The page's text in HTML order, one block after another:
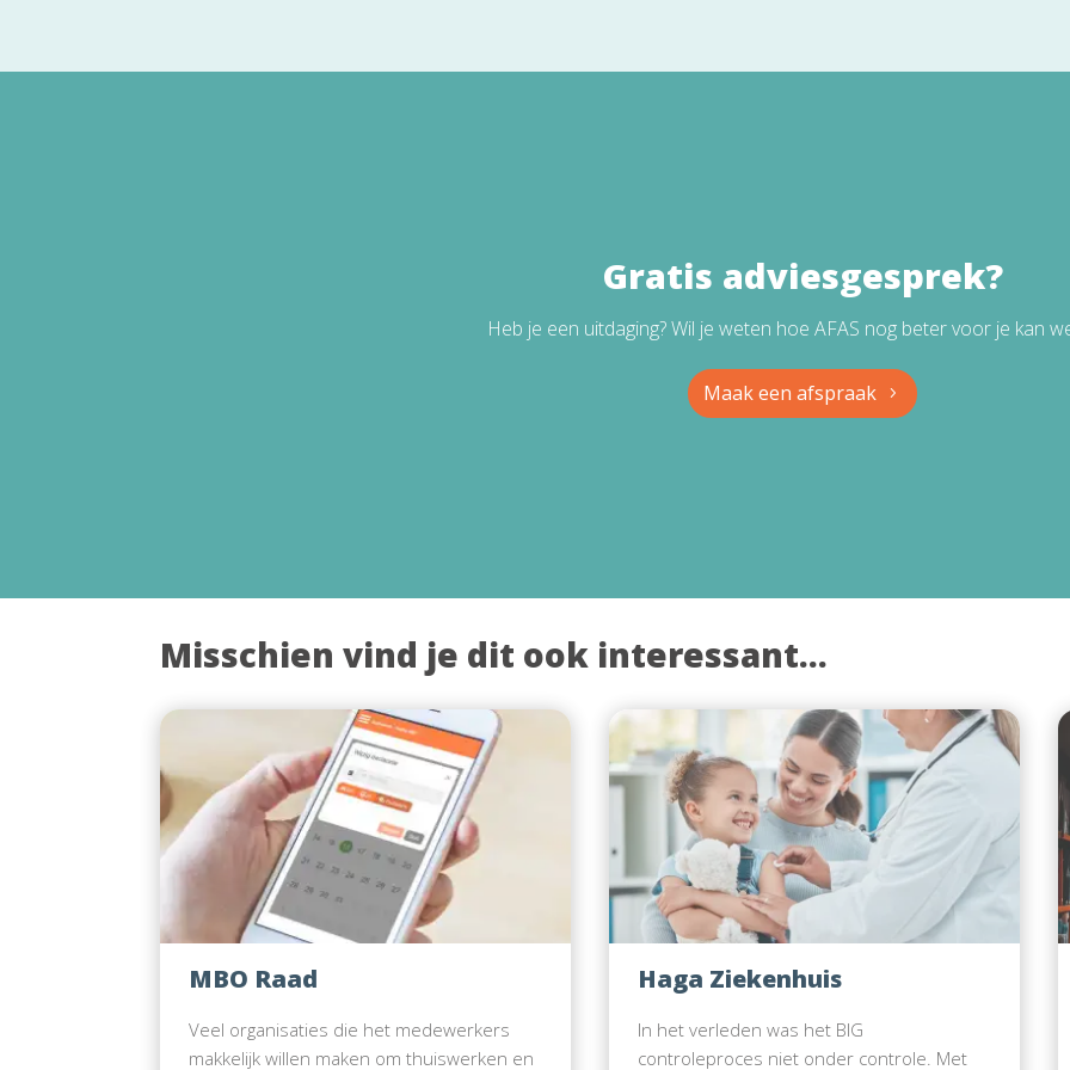
Gratis adviesgesprek?
Heb je een uitdaging? Wil je weten hoe AFAS nog beter voor je kan
Maak een afspraak
Misschien vind je dit ook interessant...
MBO Raad
Veel organisaties die het medewerkers
makkelijk willen maken om thuiswerken en
Haga Ziekenhuis
In het verleden was het BIG
controleproces niet onder controle. Met